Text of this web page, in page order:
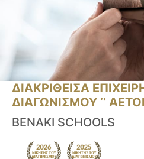
ΔΙΑΚΡΙΘΕΙΣΑ
ΔΙΑΓΩΝΙΣΜΟΥ ‘’ ΑΕΤΟΙ
BENAKI SCHOOLS